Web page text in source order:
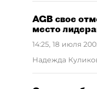
AGB свое
место
14:25, 18 июля
Надежда